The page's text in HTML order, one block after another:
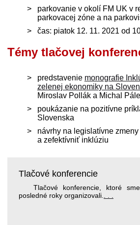
parkovanie v okolí FM UK v
parkovacej zóne a na
čas: piatok 12. 11. 2021 od
Témy tlačovej
predstavenie monografie
zelenej ekonomiky na
Miroslav Pollák a Michal
poukázanie na pozitívne
Slovenska
návrhy na legislatívne
a zefektívniť inklúziu
Tlačové konferencie
Tlačové konferencie, ktoré
posledné roky organizovali.